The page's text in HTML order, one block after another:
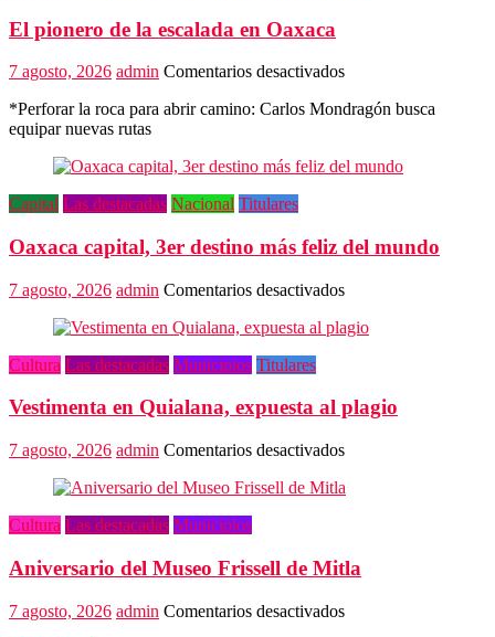
El pionero de la escalada en Oaxaca
7 agosto, 2026 admin Comentarios desactivadosen
pionero
escalada
*Perforar la roca para abrir camino: Carlos Mondragón busca
equipar nuevas rutas
Capital Las destacadas Nacional Titulares
Oaxaca capital, 3er destino más feliz del mundo
7 agosto, 2026 admin Comentarios desactivadosen
capital,
feliz
mundo
Cultura Las destacadas Municipios Titulares
Vestimenta en Quialana, expuesta al plagio
7 agosto, 2026 admin Comentarios desactivadosen
en
plagio
Cultura Las destacadas Municipios
Aniversario del Museo Frissell de Mitla
7 agosto, 2026 admin Comentarios desactivadosen